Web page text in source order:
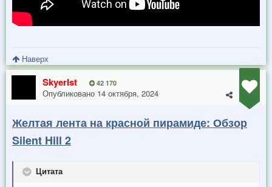
Наверх
SkyerIst 42 170
Опубликовано 14 октября, 2024
Желтая лента на красной пирамиде: Обзор
Silent Hill 2
Цитата